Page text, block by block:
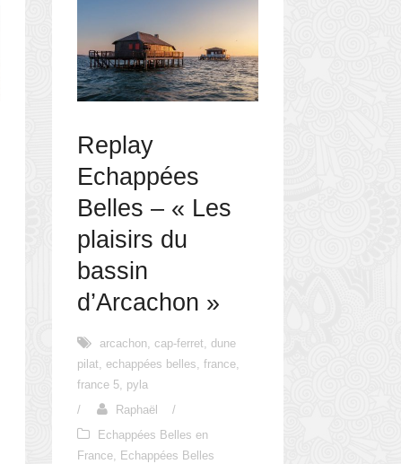
Replay
Echappées
Belles – « Les
plaisirs du
bassin
d’Arcachon »
arcachon, cap-ferret, dune
pilat, echappées belles, france,
france 5, pyla
/
Raphaël
/
Echappées Belles en
France, Echappées Belles